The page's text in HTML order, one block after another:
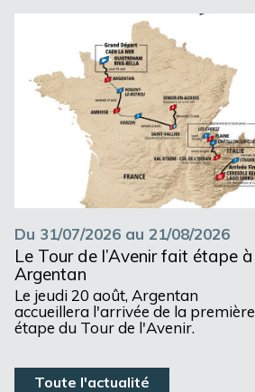
Argentan Aujourd’hui
Du 31/07/2026 au 21/08/2026
Le Tour de l’Avenir fait étape à
Argentan
Le jeudi 20 août, Argentan
accueillera l'arrivée de la première
étape du Tour de l'Avenir.
Toute l'actualité